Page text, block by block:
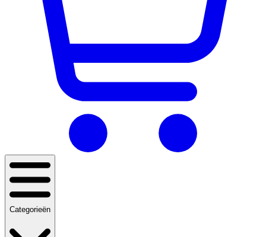
Categorieën